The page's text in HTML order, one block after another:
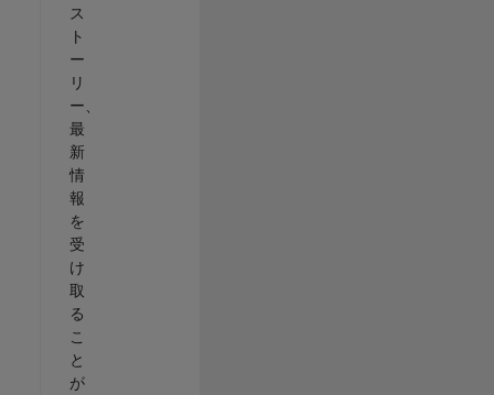
ス
ト
ー
リ
ー、
最
新
情
報
を
受
け
取
る
こ
と
が